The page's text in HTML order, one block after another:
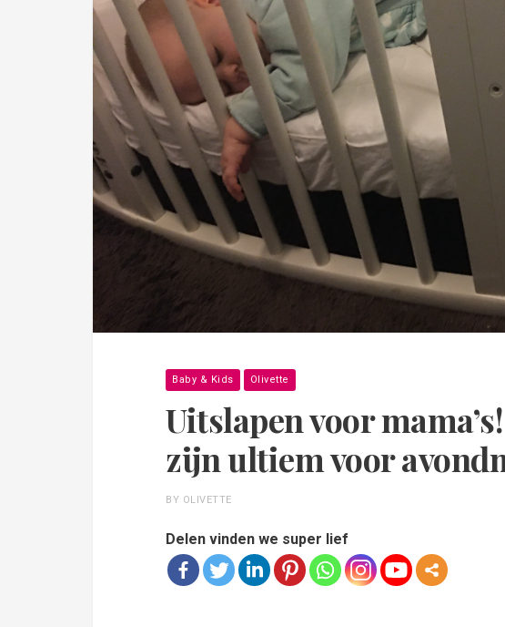
Baby & Kids Olivette
Uitslapen voor
zijn ultiem voor
BY OLIVETTE
Delen vinden we super lief